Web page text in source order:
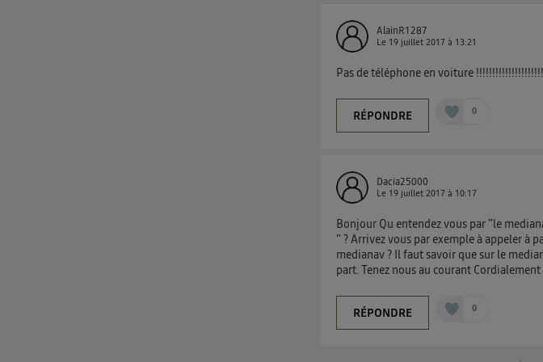
AlainR1287
Le 19 juillet 2017 à 13:21
Pas de téléphone en voiture
RÉPONDRE 0
Dacia25000
Le 19 juillet 2017 à 10:17
Bonjour Qu entendez vous par "le
" ? Arrivez vous par exemple à appeler à
medianav ? Il faut savoir que sur le
part. Tenez nous au courant Cordialement
RÉPONDRE 0